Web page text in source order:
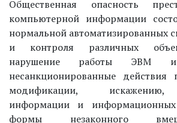
Общественная опасность
компьютерной информации
нормальной автоматизированных
и контроля различных
нарушение работы ЭВМ
несанкционированные действия
модификации, искажению,
информации и
формы незаконного